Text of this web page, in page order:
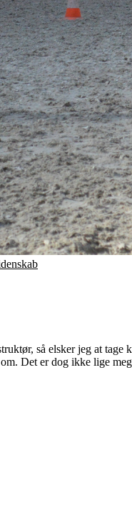
Det er dog ikke lige